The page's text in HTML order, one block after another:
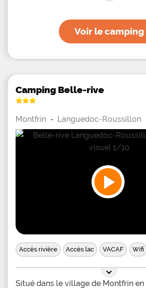
Voir le camping
Camping Belle-rive
Montfrin - Languedoc-Roussillon
Accès rivière Accès lac VACAF Wifi
Situé dans le village de Montfrin